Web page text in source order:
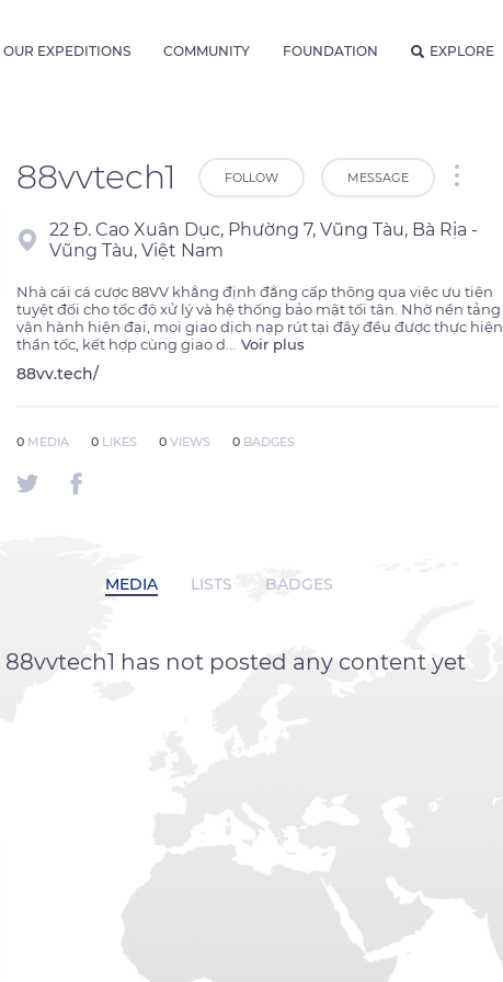
OUR EXPEDITIONS COMMUNITY FOUNDATION EXPLORE
88vvtech1 FOLLOW MESSAGE
22 Đ. Cao Xuân Dục, Phường 7, Vũng Tàu, Bà Rịa -
Vũng Tàu, Việt Nam
Nhà cái cá cược 88VV khẳng định đẳng cấp thông qua việc ưu tiên
tuyệt đối cho tốc độ xử lý và hệ thống bảo mật tối tân. Nhờ nền tảng
vận hành hiện đại, mọi giao dịch nạp rút tại đây đều được thực hiện
thần tốc, kết hợp cùng giao d
Voir plus
88vv.tech/
0 MEDIA 0 LIKES 0 VIEWS 0 BADGES
MEDIA LISTS BADGES
88vvtech1 has not posted any content yet